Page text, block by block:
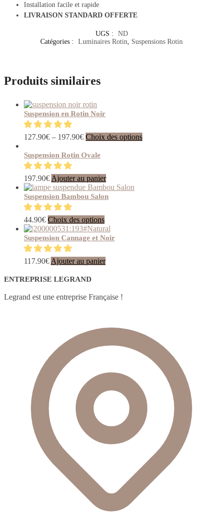
Installation facile et rapide
LIVRAISON STANDARD OFFERTE
UGS :
ND
Catégories :
Luminaires Rotin, Suspensions Rotin
Produits similaires
Suspension en Rotin Noir
127.90€ – 197.90€ Choix des optionsCe
Suspension Rotin Ovale
197.90€ Ajouter au panier
Suspension Bambou Salon
44.90€ Choix des optionsCe
produit
a
variations.
Les
choisies
page
produit
Suspension Cannage et Noir
117.90€ Ajouter au panier
ENTREPRISE LEGRAND
Legrand est une entreprise Française !